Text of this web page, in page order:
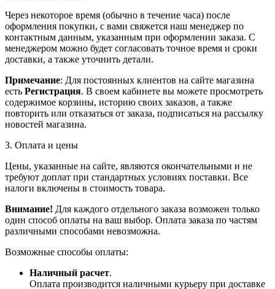
Через некоторое время (обычно в течение часа) после
оформления покупки, с вами свяжется наш менеджер по
контактным данным, указанным при оформлении заказа. С
менеджером можно будет согласовать точное время и сроки
доставки, а также уточнить детали.
Примечание: Для постоянных клиентов на сайте магазина
есть Регистрация. В своем кабинете вы можете просмотреть
содержимое корзины, историю своих заказов, а также
повторить или отказаться от заказа, подписаться на рассылку
новостей магазина.
3. Оплата и цены
Цены, указанные на сайте, являются окончательными и не
требуют доплат при стандартных условиях поставки. Все
налоги включены в стоимость товара.
Внимание! Для каждого отдельного заказа возможен только
один способ оплаты на ваш выбор. Оплата заказа по частям
различными способами невозможна.
Возможные способы оплаты:
Наличный расчет.
Оплата производится наличными курьеру при доставке